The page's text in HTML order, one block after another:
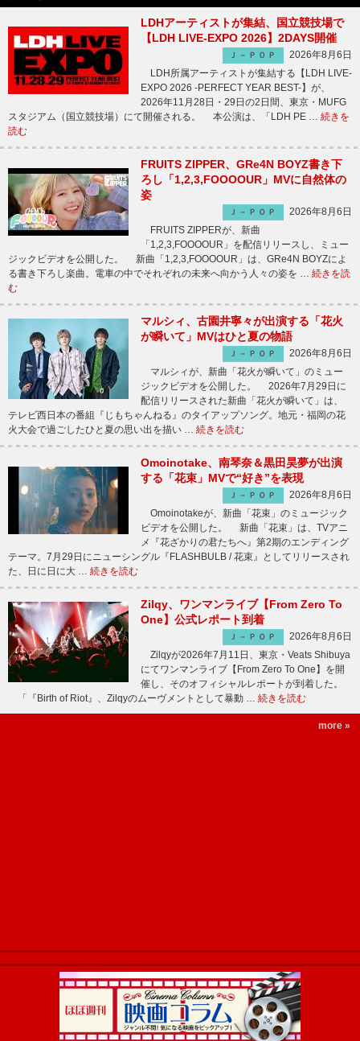
LDHアーティストが集結、国立競技場で
【LDH LIVE-EXPO 2026】2DAYS開催
Ｊ－ＰＯＰ
2026年8月6日
LDH所属アーティストが集結する【LDH LIVE-
EXPO 2026 -PERFECT YEAR BEST-】が、
2026年11月28日・29日の2日間、東京・MUFG
スタジアム（国立競技場）にて開催される。 本公演は、「LDH PE … 続きを
読む
FRUITS ZIPPER、GRe4N BOYZ書き下
ろし「1,2,3,FOOOOUR」MVに自然体の
姿
Ｊ－ＰＯＰ
2026年8月6日
FRUITS ZIPPERが、新曲
「1,2,3,FOOOOUR」を配信リリースし、ミュー
ジックビデオを公開した。 新曲「1,2,3,FOOOOUR」は、GRe4N BOYZによ
る書き下ろし楽曲。電車の中でそれぞれの未来へ向かう人々の姿を … 続きを読
む
マルシィ、古園井寧々が出演する「花火
が瞬いて」MVはひと夏の物語
Ｊ－ＰＯＰ
2026年8月6日
マルシィが、新曲「花火が瞬いて」のミュー
ジックビデオを公開した。 2026年7月29日に
配信リリースされた新曲「花火が瞬いて」は、
テレビ西日本の番組『じもちゃんねる』のタイアップソング。地元・福岡の花
火大会で過ごしたひと夏の思い出を描い … 続きを読む
Omoinotake、南琴奈＆黒田昊夢が出演
する「花束」MVで“好き”を表現
Ｊ－ＰＯＰ
2026年8月6日
Omoinotakeが、新曲「花束」のミュージック
ビデオを公開した。 新曲「花束」は、TVアニ
メ『花ざかりの君たちへ』第2期のエンディング
テーマ。7月29日にニューシングル『FLASHBULB / 花束』としてリリースされ
た、日に日に大 … 続きを読む
Zilqy、ワンマンライブ【From Zero To
One】公式レポート到着
Ｊ－ＰＯＰ
2026年8月6日
Zilqyが2026年7月11日、東京・Veats Shibuya
にてワンマンライブ【From Zero To One】を開
催し、そのオフィシャルレポートが到着した。
「『Birth of Riot』、Zilqyのムーヴメントとして暴動 … 続きを読む
more »